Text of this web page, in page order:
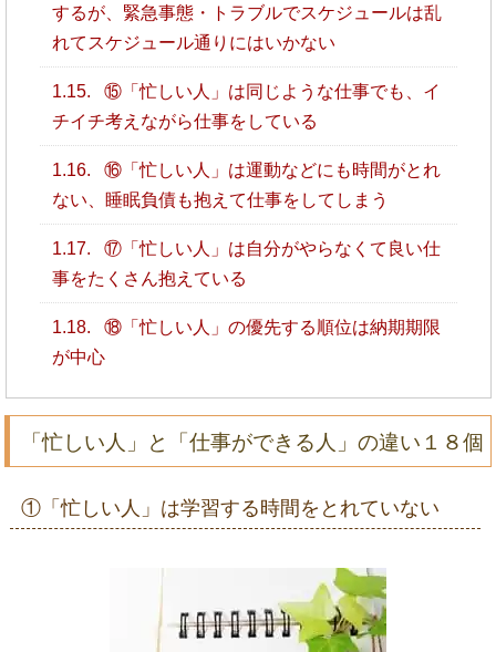
するが、緊急事態・トラブルでスケジュールは乱
れてスケジュール通りにはいかない
1.15.
⑮「忙しい人」は同じような仕事でも、イ
チイチ考えながら仕事をしている
1.16.
⑯「忙しい人」は運動などにも時間がとれ
ない、睡眠負債も抱えて仕事をしてしまう
1.17.
⑰「忙しい人」は自分がやらなくて良い仕
事をたくさん抱えている
1.18.
⑱「忙しい人」の優先する順位は納期期限
が中心
「忙しい人」と「仕事ができる人」の違い１８個
①「忙しい人」は学習する時間をとれていない